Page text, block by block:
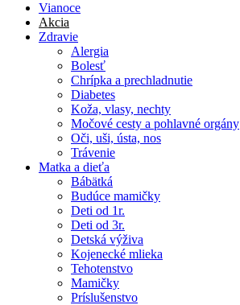
Vianoce
Akcia
Zdravie
Alergia
Bolesť
Chrípka a prechladnutie
Diabetes
Koža, vlasy, nechty
Močové cesty a pohlavné orgány
Oči, uši, ústa, nos
Trávenie
Matka a dieťa
Bábätká
Budúce mamičky
Deti od 1r.
Deti od 3r.
Detská výživa
Kojenecké mlieka
Tehotenstvo
Mamičky
Príslušenstvo